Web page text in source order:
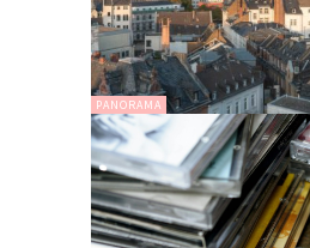
PANORAMA